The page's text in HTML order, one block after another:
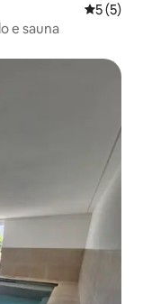
5 de
5 (5)
e sauna